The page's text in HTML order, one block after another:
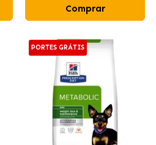
Comprar
PORTES GRÁTIS